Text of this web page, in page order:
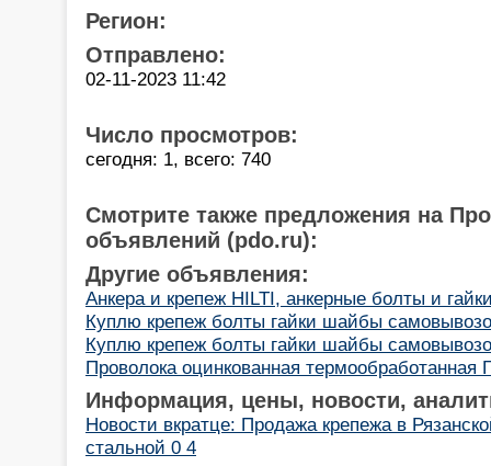
Регион:
Отправлено:
02-11-2023 11:42
Число просмотров:
сегодня: 1, всего: 740
Смотрите также предложения на
объявлений (pdo.ru):
Другие объявления:
Анкера и крепеж HILTI, анкерные болты и
Куплю крепеж болты гайки шайбы
Куплю крепеж болты гайки шайбы
Проволока оцинкованная термообработанная
Информация, цены, новости,
Новости вкратце: Продажа крепежа в
стальной 0 4